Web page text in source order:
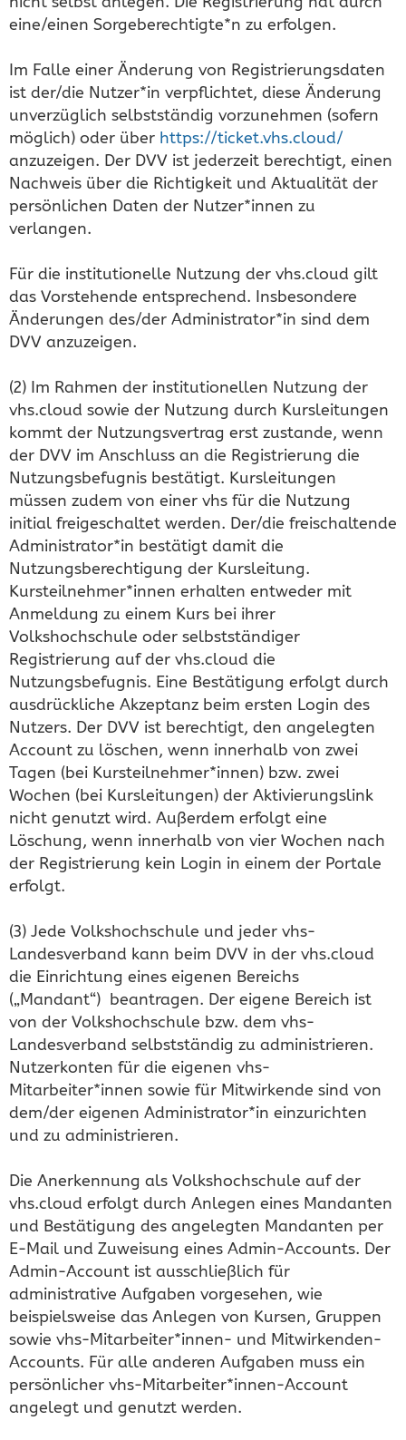
eine/einen Sorgeberechtigte*n zu erfolgen.
Im Falle einer Änderung von Registrierungsdaten
ist der/die Nutzer*in verpflichtet, diese Änderung
unverzüglich selbstständig vorzunehmen (sofern
möglich) oder über https://ticket.vhs.cloud/
anzuzeigen. Der DVV ist jederzeit berechtigt, einen
Nachweis über die Richtigkeit und Aktualität der
persönlichen Daten der Nutzer*innen zu
verlangen.
Für die institutionelle Nutzung der vhs.cloud gilt
das Vorstehende entsprechend. Insbesondere
Änderungen des/der Administrator*in sind dem
DVV anzuzeigen.
(2) Im Rahmen der institutionellen Nutzung der
vhs.cloud sowie der Nutzung durch Kursleitungen
kommt der Nutzungsvertrag erst zustande, wenn
der DVV im Anschluss an die Registrierung die
Nutzungsbefugnis bestätigt. Kursleitungen
müssen zudem von einer vhs für die Nutzung
initial freigeschaltet werden. Der/die freischaltende
Administrator*in bestätigt damit die
Nutzungsberechtigung der Kursleitung.
Kursteilnehmer*innen erhalten entweder mit
Anmeldung zu einem Kurs bei ihrer
Volkshochschule oder selbstständiger
Registrierung auf der vhs.cloud die
Nutzungsbefugnis. Eine Bestätigung erfolgt durch
ausdrückliche Akzeptanz beim ersten Login des
Nutzers. Der DVV ist berechtigt, den angelegten
Account zu löschen, wenn innerhalb von zwei
Tagen (bei Kursteilnehmer*innen) bzw. zwei
Wochen (bei Kursleitungen) der Aktivierungslink
nicht genutzt wird. Außerdem erfolgt eine
Löschung, wenn innerhalb von vier Wochen nach
der Registrierung kein Login in einem der Portale
erfolgt.
(3) Jede Volkshochschule und jeder vhs-
Landesverband kann beim DVV in der vhs.cloud
die Einrichtung eines eigenen Bereichs
(„Mandant“) beantragen. Der eigene Bereich ist
von der Volkshochschule bzw. dem vhs-
Landesverband selbstständig zu administrieren.
Nutzerkonten für die eigenen vhs-
Mitarbeiter*innen sowie für Mitwirkende sind von
dem/der eigenen Administrator*in einzurichten
und zu administrieren.
Die Anerkennung als Volkshochschule auf der
vhs.cloud erfolgt durch Anlegen eines Mandanten
und Bestätigung des angelegten Mandanten per
E-Mail und Zuweisung eines Admin-Accounts. Der
Admin-Account ist ausschließlich für
administrative Aufgaben vorgesehen, wie
beispielsweise das Anlegen von Kursen, Gruppen
sowie vhs-Mitarbeiter*innen- und Mitwirkenden-
Accounts. Für alle anderen Aufgaben muss ein
persönlicher vhs-Mitarbeiter*innen-Account
angelegt und genutzt werden.